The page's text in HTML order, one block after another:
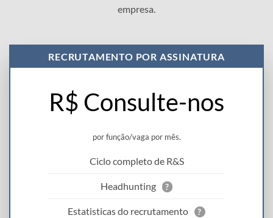
empresa.
RECRUTAMENTO POR ASSINATURA
R$ Consulte-nos
por função/vaga por mês.
Ciclo completo de R&S
Headhunting ?
Estatisticas do recrutamento ?